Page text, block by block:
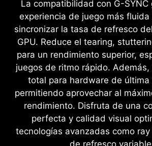
La compatibilidad con G-SYNC
experiencia de juego más
sincronizar la tasa de refresco
GPU. Reduce el tearing,
para un rendimiento superior,
juegos de ritmo rápido.
total para hardware de última
permitiendo aprovechar al
rendimiento. Disfruta de una
perfecta y calidad visual
tecnologías avanzadas como
más cómoda al reducir el
niveles más bajos de luz azul.
durante más tiempo sin sentir
SIN CORTES,
JUEGO
Los juegos no deberían ser una
juego entrecortado y
monitor para juegos de MSI,
rendimiento fluido y sin